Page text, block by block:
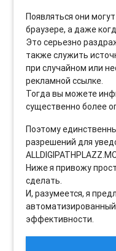
Появляться они
браузере, а даже
Это серьезно
также служить
при случайном или
рекламной ссылке.
Тогда вы можете
существенно более
Поэтому
разрешений для
Ниже я привожу
сделать.
И, разумеется, я
эффективности.